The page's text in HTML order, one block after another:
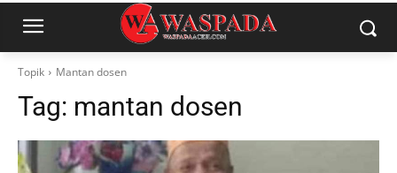
Topik Mantan dosen
Tag: mantan dosen